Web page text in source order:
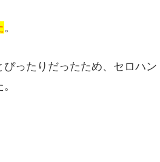
。
ったりだったため、セロハン